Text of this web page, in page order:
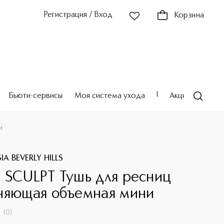
Регистрация / Вход Корзина
Бьюти-сервисы Моя система ухода Акции
BEVERLY HILLS
SCULPT Тушь для ресниц
объемная мини
(0)